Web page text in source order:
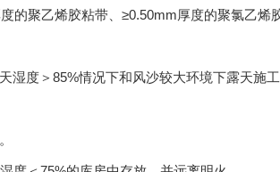
的聚乙烯胶粘带、≥0.50mm厚度的聚氯乙
湿度＞85%情况下和风沙较大环境下露天施工